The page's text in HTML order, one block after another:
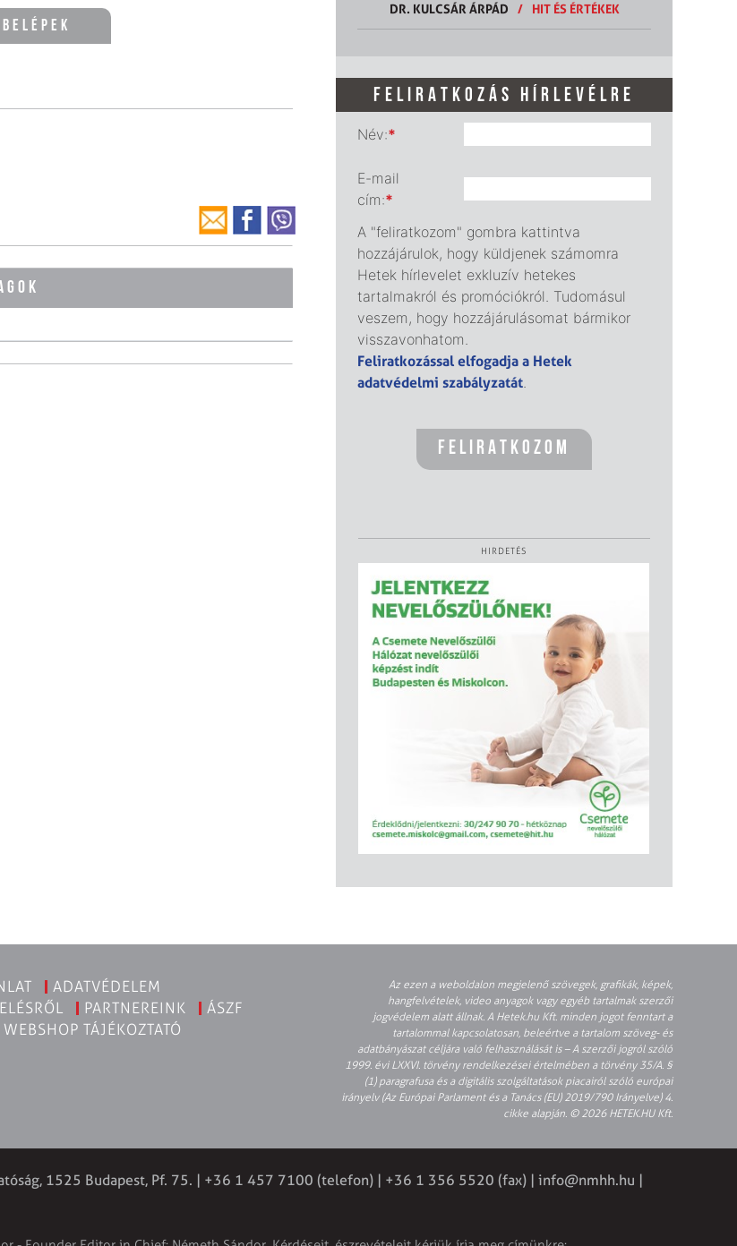
Belépek
DR. KULCSÁR ÁRPÁD
/ HIT ÉS ÉRTÉKEK
FELIRATKOZÁS HÍRLEVÉLRE
Név:*
E-mail
cím:*
A "feliratkozom" gombra kattintva
hozzájárulok, hogy küldjenek számomra
Hetek hírlevelet exkluzív hetekes
tartalmakról és promóciókról. Tudomásul
veszem, hogy hozzájárulásomat bármikor
visszavonhatom.
Feliratkozással elfogadja a Hetek
adatvédelmi szabályzatát.
HIRDETÉS
ADATVÉDELEM
PARTNEREINK
ÁSZF
WEBSHOP TÁJÉKOZTATÓ
Az ezen a weboldalon megjelenő szövegek, grafikák, képek,
hangfelvételek, video anyagok vagy egyéb tartalmak szerzői
jogvédelem alatt állnak. A Hetek.hu Kft. minden jogot fenntart a
tartalommal kapcsolatosan, beleértve a tartalom szöveg- és
adatbányászat céljára való felhasználását is – A szerzői jogról szóló
1999. évi LXXVI. törvény rendelkezései értelmében a törvény 35/A. §
(1) paragrafusa és a digitális szolgáltatások piacairól szóló európai
irányelv (Az Európai Parlament és a Tanács (EU) 2019/790 Irányelve) 4.
cikke alapján. © 2026 HETEK.HU Kft.
1525 Budapest, Pf. 75. | +36 1 457 7100 (telefon) | +36 1 356 5520 (fax) | info@nmhh.hu